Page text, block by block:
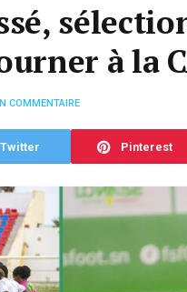
à la
COMMENTAIRE
Twitter Pinterest